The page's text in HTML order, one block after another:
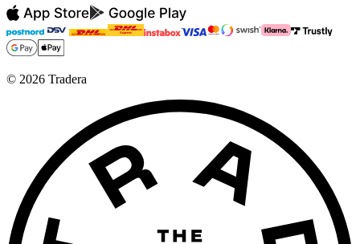
© 2026 Tradera